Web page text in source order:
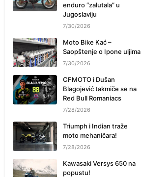
enduro “zalutala” u
Jugoslaviju
7/30/2026
Moto Bike Kać –
Saopštenje o Ipone uljima
7/30/2026
CFMOTO i Dušan
Blagojević takmiče se na
Red Bull Romaniacs
7/28/2026
Triumph i Indian traže
moto mehaničara!
7/28/2026
Kawasaki Versys 650 na
popustu!